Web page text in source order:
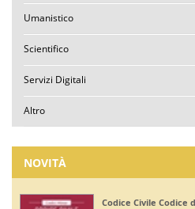
Umanistico
Scientifico
Servizi Digitali
Altro
NOVITÀ
Codice Civile Codice